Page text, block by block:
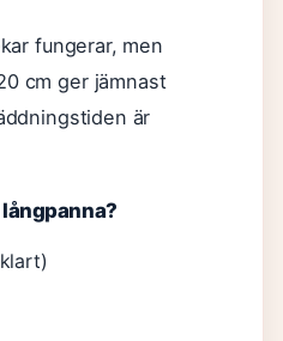
fungerar, men
cm ger jämnast
är